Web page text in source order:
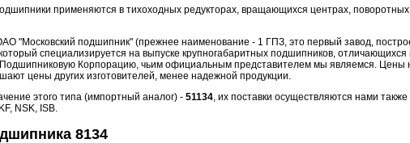
применяются в тихоходных редукторах, вращающихся центрах, поворотных
"Московский подшипник" (прежнее наименование - 1 ГПЗ, это первый завод,
специализируется на выпуске крупногабаритных подшипников,
Корпорацию, чьим официальным представителем мы являемся. Цены
цены других изготовителей, менее надежной продукции.
этого типа (импортный аналог) - 51134, их поставки осуществляются нами также
NSK, ISB.
8134